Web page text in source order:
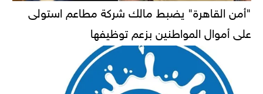
"أمن القاهرة" يضبط مالك شركة مطاعم استولى
على أموال المواطنين بزعم توظيفها